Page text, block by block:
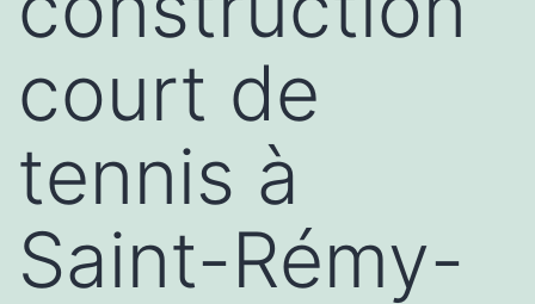
court de
tennis à
Saint-Rémy-